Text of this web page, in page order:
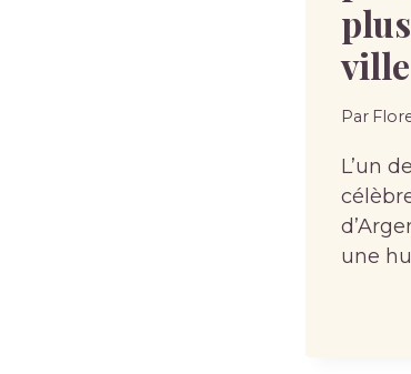
ville
Par
L’un
une